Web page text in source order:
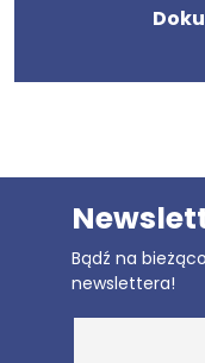
Bądź na
newslettera!